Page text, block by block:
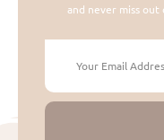
and never miss